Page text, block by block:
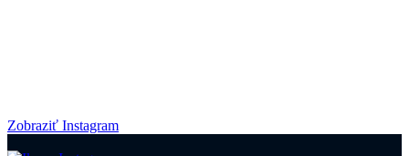
Zobraziť Instagram